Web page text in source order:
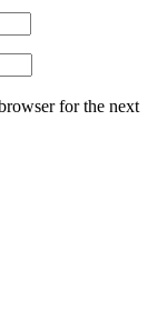
for the next